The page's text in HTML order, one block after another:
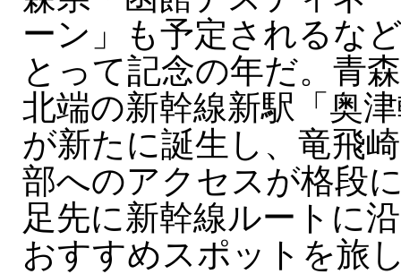
ーン」も予定されるな
とって記念の年だ。青
北端の新幹線新駅「奥
が新たに誕生し、竜飛
部へのアクセスが格段
足先に新幹線ルートに
おすすめスポットを旅